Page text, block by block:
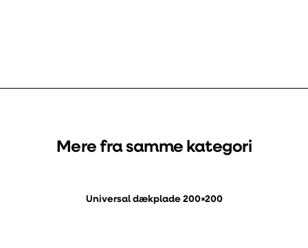
Mere fra samme kategori
Universal dækplade 200×200